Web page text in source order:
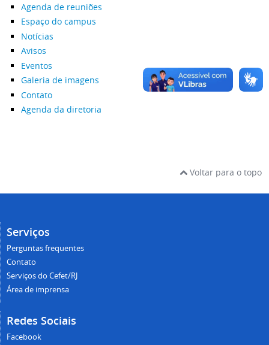
Agenda de reuniões
Espaço do campus
Notícias
Avisos
Eventos
Galeria de imagens
Contato
Agenda da diretoria
Voltar para o topo
Serviços
Perguntas frequentes
Contato
Serviços do Cefet/RJ
Área de imprensa
Redes Sociais
Facebook